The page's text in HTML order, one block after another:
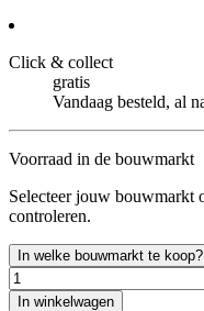
Click & collect
gratis
Vandaag besteld, al
Voorraad in de bouwmarkt
Selecteer jouw bouwmarkt
controleren.
In welke bouwmarkt te koop?
In winkelwagen